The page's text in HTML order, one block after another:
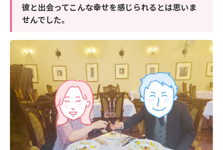
彼と出会ってこんな幸せを感じられるとは思いま
せんでした。